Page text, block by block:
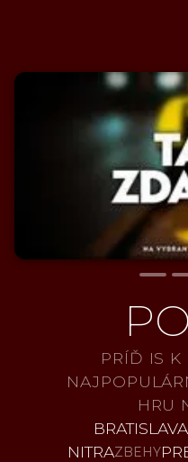
PRÍĎ IS K
HRU
BRATISLAVA
NITRAZBEHY